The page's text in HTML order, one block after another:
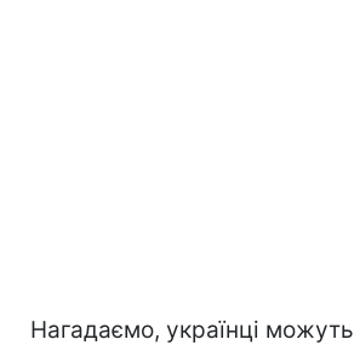
Нагадаємо, українці можуть